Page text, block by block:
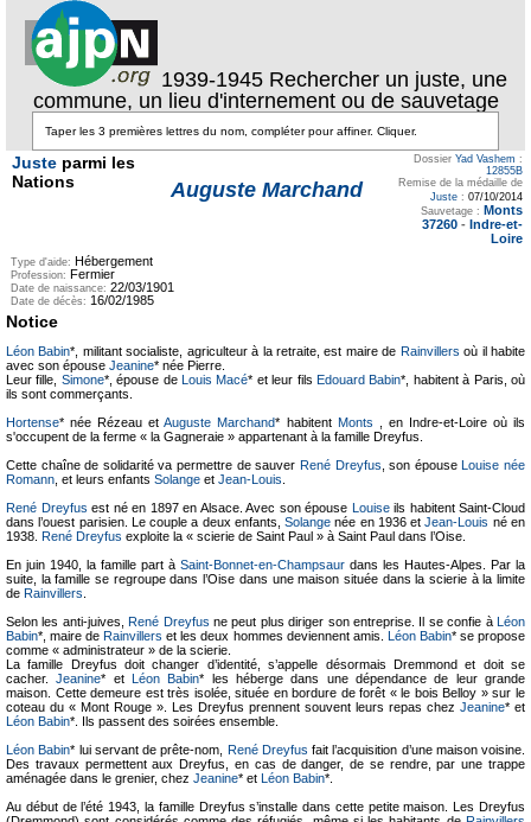
1939-1945 Rechercher un juste, une
commune, un lieu d'internement ou de sauvetage
Juste parmi les
Nations
Auguste Marchand
Dossier Yad Vashem :
12855B
Remise de la médaille de
Juste : 07/10/2014
Sauvetage : Monts
37260 - Indre-et-
Loire
Type d'aide: Hébergement
Profession: Fermier
Date de naissance: 22/03/1901
Date de décès: 16/02/1985
Notice
Léon Babin*, militant socialiste, agriculteur à la retraite, est maire de Rainvillers où il habite
avec son épouse Jeanine* née Pierre.
Leur fille, Simone*, épouse deLouis Macé* et leur filsEdouard Babin*, habitent à Paris, où
ils sont commerçants.
Hortense* née Rézeau etAuguste Marchand* habitent Monts , en Indre-et-Loire où ils
s'occupent de la ferme « la Gagneraie » appartenant à la famille Dreyfus.
Cette chaîne de solidarité va permettre de sauver René Dreyfus , son épouseLouise née
Romann , et leurs enfants Solange et Jean-Louis
René Dreyfus est né en 1897 en Alsace. Avec son épouse Louiseils habitent Saint-Cloud
dans l’ouest parisien. Le couple a deux enfants,Solange née en 1936 etJean-Louis né en
1938. René Dreyfus exploite la « scierie de Saint Paul » à Saint Paul dans l’Oise.
En juin 1940, la famille part à Saint-Bonnet-en-Champsaur dans les Hautes-Alpes. Par la
suite, la famille se regroupe dans l’Oise dans une maison située dans la scierie à la limite
de Rainvillers
Selon les anti-juives,René Dreyfus ne peut plus diriger son entreprise. Il se confie àLéon
Babin*, maire deRainvillers et les deux hommes deviennent amis. Léon Babin* se propose
comme « administrateur » de la scierie.
La famille Dreyfus doit changer d’identité, s’appelle désormais Dremmond et doit se
cacher.Jeanine* etLéon Babin* les héberge dans une dépendance de leur grande
maison. Cette demeure est très isolée, située en bordure de forêt « le bois Belloy » sur le
coteau du « Mont Rouge ». Les Dreyfus prennent souvent leurs repas chez Jeanine* et
Léon Babin*. Ils passent des soirées ensemble.
Léon Babin* lui servant de prête-nom, René Dreyfus fait l’acquisition d’une maison voisine.
Des travaux permettent aux Dreyfus, en cas de danger, de se rendre, par une trappe
aménagée dans le grenier, chez Jeanine* et Léon Babin*.
Au début de l’été 1943, la famille Dreyfus s’installe dans cette petite maison. Les Dreyfus